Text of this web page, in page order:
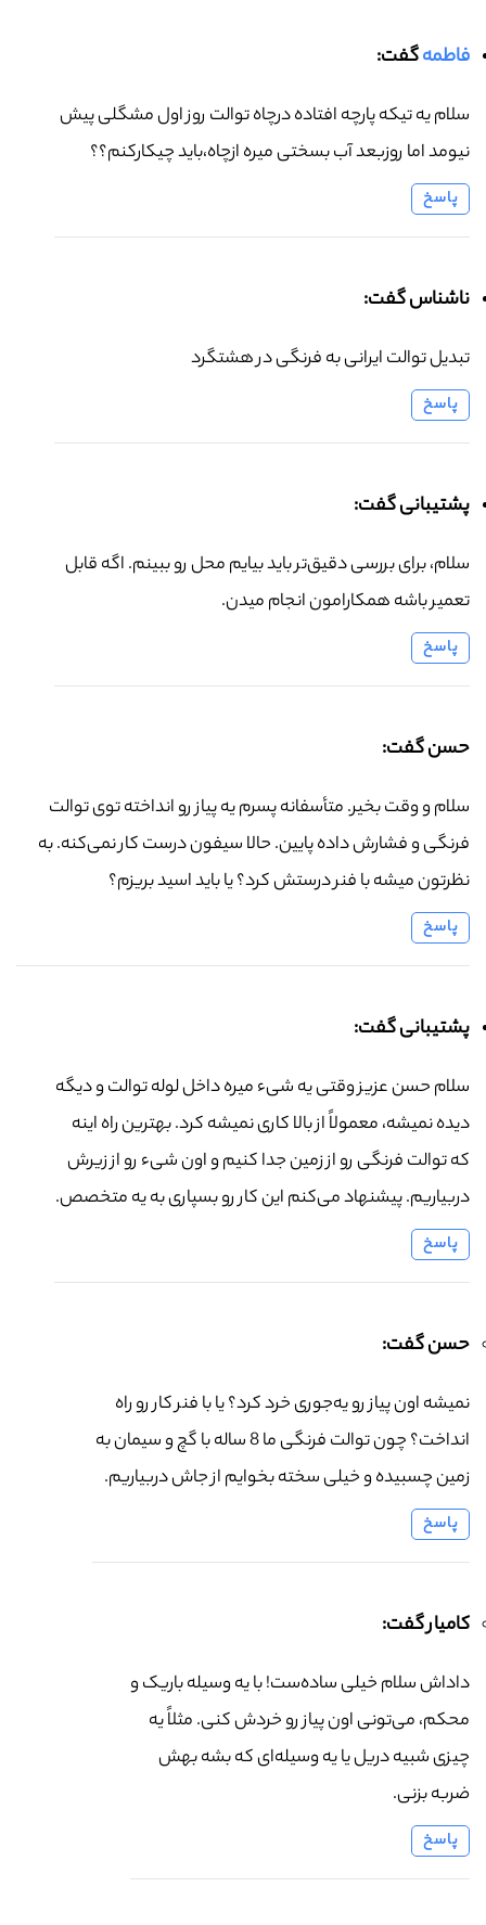
فاطمهگفت:
سلام یه تیکه پارچه افتاده درچاه توالت روز اول مشگلی پیش
نیومد اما روزبعد آب بسختی میره ازچاه،باید چیکارکنم؟؟
پاسخ
ناشناس گفت:
تبدیل توالت ایرانی به فرنگی در هشتگرد
پاسخ
پشتیبانی گفت:
سلام، برای بررسی دقیق‌تر باید بیایم محل رو ببینم. اگه قابل
تعمیر باشه همکارامون انجام میدن.
پاسخ
حسن گفت:
سلام و وقت بخیر. متأسفانه پسرم یه پیاز رو انداخته توی توالت
فرنگی و فشارش داده پایین. حالا سیفون درست کار نمی‌کنه. به
نظرتون میشه با فنر درستش کرد؟ یا باید اسید بریزم؟
پاسخ
پشتیبانی گفت:
سلام حسن عزیز وقتی یه شیء میره داخل لوله توالت و دیگه
دیده نمیشه، معمولاً از بالا کاری نمیشه کرد. بهترین راه اینه
که توالت فرنگی رو از زمین جدا کنیم و اون شیء رو از زیرش
دربیاریم. پیشنهاد می‌کنم این کار رو بسپاری به یه متخصص.
پاسخ
حسن گفت:
نمیشه اون پیاز رو یه‌جوری خرد کرد؟ یا با فنر کار رو راه
انداخت؟ چون توالت فرنگی ما 8 ساله با گچ و سیمان به
زمین چسبیده و خیلی سخته بخوایم از جاش دربیاریم.
پاسخ
کامیار گفت:
داداش سلام خیلی ساده‌ست! با یه وسیله باریک و
محکم، می‌تونی اون پیاز رو خردش کنی. مثلاً یه
چیزی شبیه دریل یا یه وسیله‌ای که بشه بهش
ضربه بزنی.
پاسخ